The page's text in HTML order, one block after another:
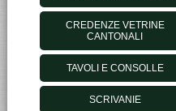
CREDENZE VETRINE
CANTONALI
TAVOLI E CONSOLLE
SCRIVANIE